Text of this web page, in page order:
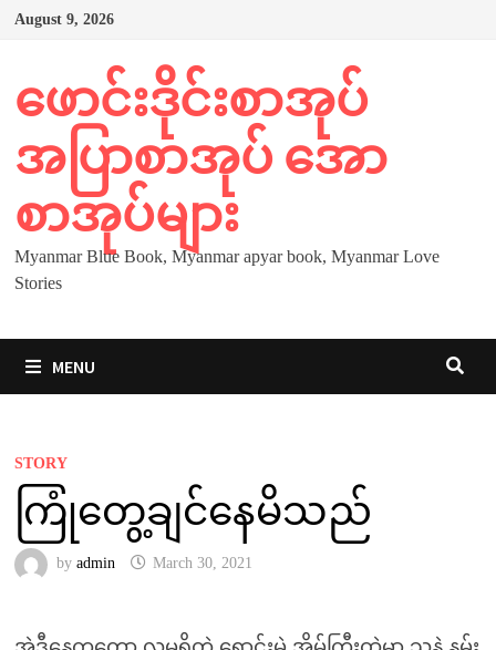
Skip
August 9, 2026
ဖောင်းဒိုင်းစာအုပ်
အပြာစာအုပ် အော
စာအုပ်များ
Myanmar Blue Book, Myanmar apyar book, Myanmar Love
Stories
MENU
STORY
ကြုံတွေ့ချင်နေမိသည်
by admin March 30, 2021